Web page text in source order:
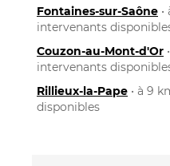
Fontaines-sur-Saône
intervenants
Couzon-au-Mont-d'Or
intervenants
Rillieux-la-Pape • à 9
disponibles